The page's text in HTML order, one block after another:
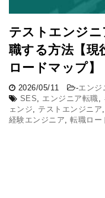
テストエンジ
職する方法【現
ロードマップ】
2026/05/11 -エンジ
SES
エンジニア転職
ェンジ
テストエンジニア
経験エンジニア ,転職ロー